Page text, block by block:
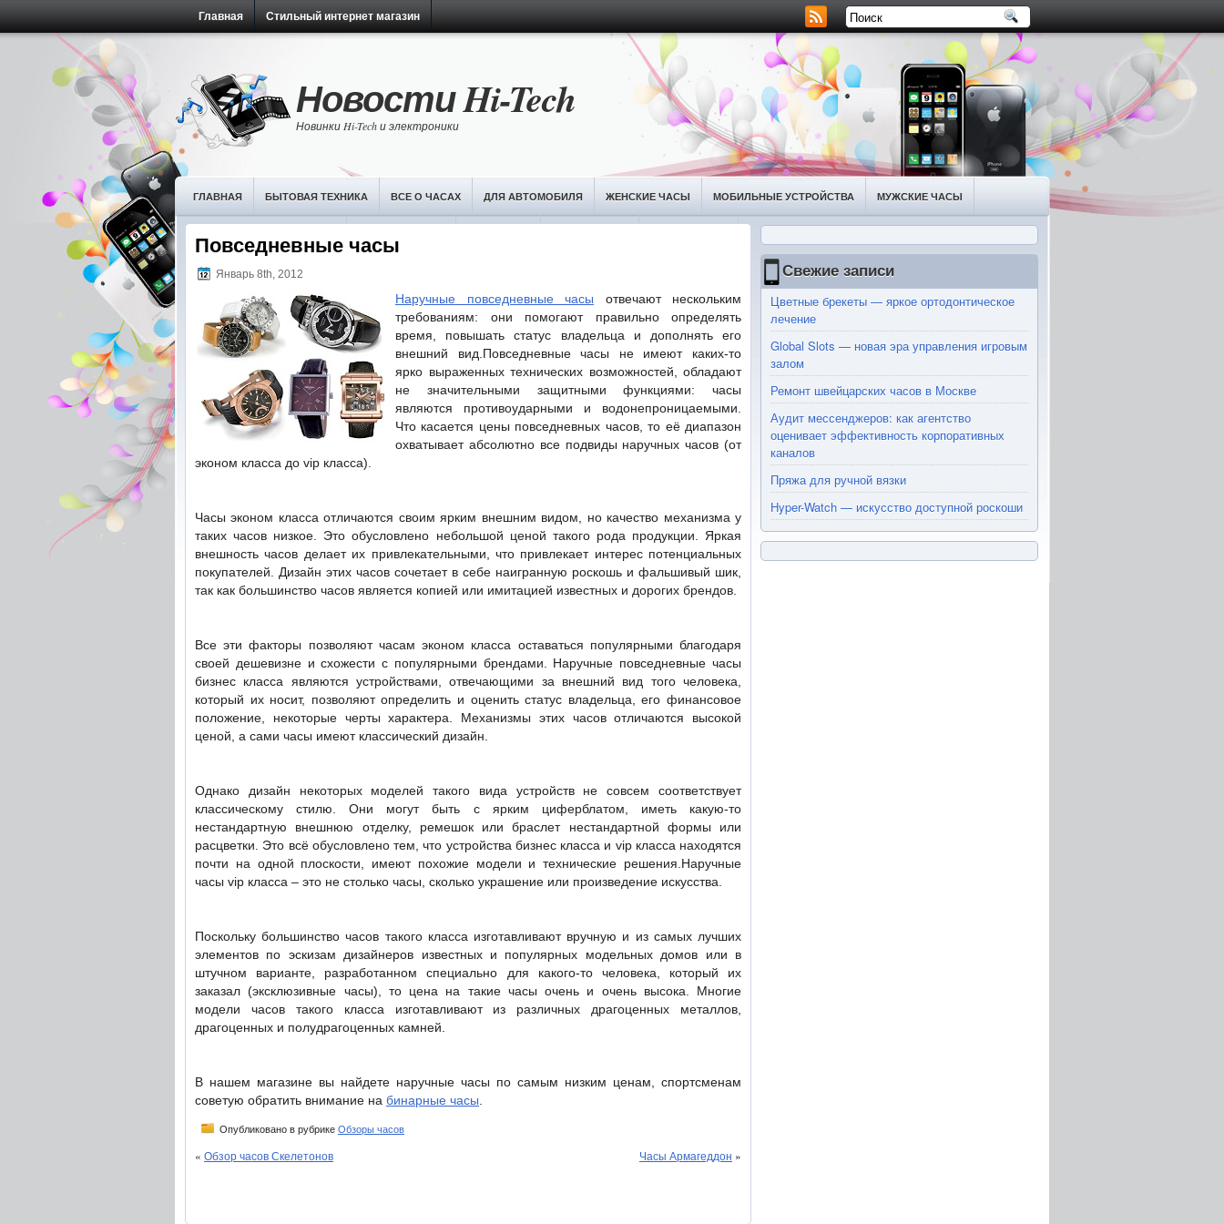
Главная Стильный интернет магазин
Новости Hi-Tech
Новинки Hi-Tech и электроники
ГЛАВНАЯ БЫТОВАЯ ТЕХНИКА ВСЕ О ЧАСАХ ДЛЯ АВТОМОБИЛЯ ЖЕНСКИЕ ЧАСЫ МОБИЛЬНЫЕ УСТРОЙСТВА МУЖСКИЕ ЧАСЫ
Повседневные часы
Январь 8th, 2012
Наручные повседневные часы отвечают нескольким
требованиям: они помогают правильно определять
время, повышать статус владельца и дополнять его
внешний вид.Повседневные часы не имеют каких-то
ярко выраженных технических возможностей, обладают
не значительными защитными функциями: часы
являются противоударными и водонепроницаемыми.
Что касается цены повседневных часов, то её диапазон
охватывает абсолютно все подвиды наручных часов (от
эконом класса до vip класса).
Часы эконом класса отличаются своим ярким внешним видом, но качество механизма у
таких часов низкое. Это обусловлено небольшой ценой такого рода продукции. Яркая
внешность часов делает их привлекательными, что привлекает интерес потенциальных
покупателей. Дизайн этих часов сочетает в себе наигранную роскошь и фальшивый шик,
так как большинство часов является копией или имитацией известных и дорогих брендов.
Все эти факторы позволяют часам эконом класса оставаться популярными благодаря
своей дешевизне и схожести с популярными брендами. Наручные повседневные часы
бизнес класса являются устройствами, отвечающими за внешний вид того человека,
который их носит, позволяют определить и оценить статус владельца, его финансовое
положение, некоторые черты характера. Механизмы этих часов отличаются высокой
ценой, а сами часы имеют классический дизайн.
Однако дизайн некоторых моделей такого вида устройств не совсем соответствует
классическому стилю. Они могут быть с ярким циферблатом, иметь какую-то
нестандартную внешнюю отделку, ремешок или браслет нестандартной формы или
расцветки. Это всё обусловлено тем, что устройства бизнес класса и vip класса находятся
почти на одной плоскости, имеют похожие модели и технические решения.Наручные
часы vip класса – это не столько часы, сколько украшение или произведение искусства.
Поскольку большинство часов такого класса изготавливают вручную и из самых лучших
элементов по эскизам дизайнеров известных и популярных модельных домов или в
штучном варианте, разработанном специально для какого-то человека, который их
заказал (эксклюзивные часы), то цена на такие часы очень и очень высока. Многие
модели часов такого класса изготавливают из различных драгоценных металлов,
драгоценных и полудрагоценных камней.
В нашем магазине вы найдете наручные часы по самым низким ценам, спортсменам
советую обратить внимание на бинарные часы
Опубликовано в рубрике Обзоры часов
« Обзор часов Скелетонов Часы Армагеддон »
Свежие записи
Цветные брекеты — яркое ортодонтическое
лечение
Global Slots — новая эра управления игровым
залом
Ремонт швейцарских часов в Москве
Аудит мессенджеров: как агентство
оценивает эффективность корпоративных
каналов
Пряжа для ручной вязки
Hyper-Watch — искусство доступной роскоши